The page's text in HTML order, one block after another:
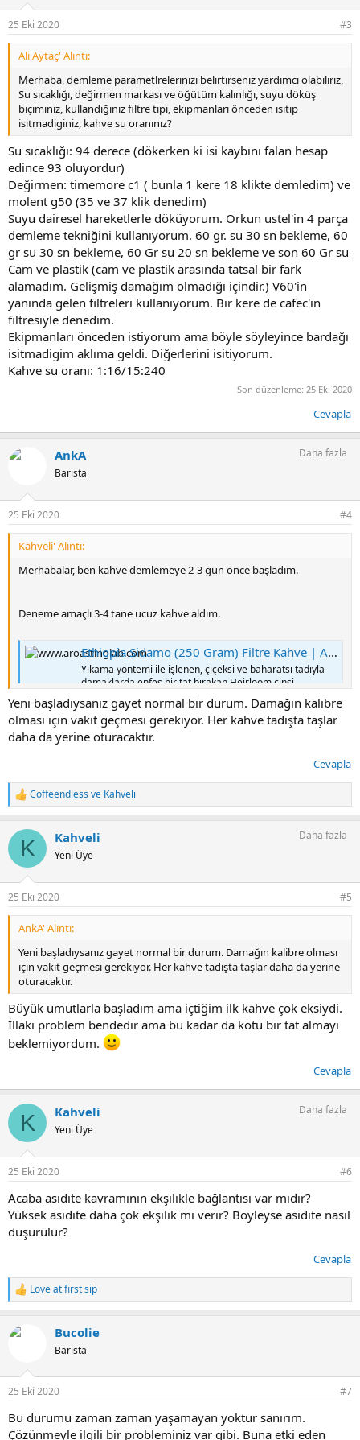
:
25 Eki 2020 #3
Ali Aytaç' Alıntı:
Merhaba, demleme parametlrelerinizi belirtirseniz yardımcı olabiliriz,
Su sıcaklığı, değirmen markası ve öğütüm kalınlığı, suyu döküş
biçiminiz, kullandığınız filtre tipi, ekipmanları önceden ısıtıp
isitmadiginiz, kahve su oranınız?
Su sıcaklığı: 94 derece (dökerken ki isi kaybını falan hesap
edince 93 oluyordur)
Değirmen: timemore c1 ( bunla 1 kere 18 klikte demledim) ve
molent g50 (35 ve 37 klik denedim)
Suyu dairesel hareketlerle döküyorum. Orkun ustel'in 4 parça
demleme tekniğini kullanıyorum. 60 gr. su 30 sn bekleme, 60
gr su 30 sn bekleme, 60 Gr su 20 sn bekleme ve son 60 Gr su
Cam ve plastik (cam ve plastik arasında tatsal bir fark
alamadım. Gelişmiş damağım olmadığı içindir.) V60'in
yanında gelen filtreleri kullanıyorum. Bir kere de cafec'in
filtresiyle denedim.
Ekipmanları önceden istiyorum ama böyle söyleyince bardağı
isitmadigim aklıma geldi. Diğerlerini isitiyorum.
Kahve su oranı: 1:16/15:240
Son düzenleme: 25 Eki 2020
Cevapla
AnkA
Barista
Daha fazla
25 Eki 2020 #4
Kahveli' Alıntı:
Merhabalar, ben kahve demlemeye 2-3 gün önce başladım.
Deneme amaçlı 3-4 tane ucuz kahve aldım.
Ethiopia Sidamo (250 Gram) Filtre Kahve | A Roasting Lab
Yıkama yöntemi ile işlenen, çiçeksi ve baharatsı tadıyla
damaklarda enfes bir tat bırakan Heirloom cinsi
paketiyle A Roasting Lab'de
www.aroastinglab.com
V60 ile bu kahveyi demledigim zamanlar ekşi tat alıyorum. Sebebi
Tartı, değirmen, deve boyunlu kettle falan kullaniyorum. Ekipman
amatörlerin yaptığı sık hatalar var mıdır?
Kullandığım su da pınar Uludağ suyu. Migros'ta pH olarak 7'ye
yakın olan su buydu.
Sadece bir keresinde demleme sürem 3'dk yi gectmisti ve o zaman
eksiklik neredeyse yok olmuştu fakat acı bi kahve çıkmıştı.
Yeni başladıysanız gayet normal bir durum. Damağın kalibre
olması için vakit geçmesi gerekiyor. Her kahve tadışta taşlar
daha da yerine oturacaktır.
Cevapla
T
e
k
l
:
Coffeendless ve Kahveli
K Kahveli
Yeni Üye
Daha fazla
25 Eki 2020 #5
AnkA' Alıntı:
Yeni başladıysanız gayet normal bir durum. Damağın kalibre olması
için vakit geçmesi gerekiyor. Her kahve tadışta taşlar daha da yerine
oturacaktır.
Büyük umutlarla başladım ama içtiğim ilk kahve çok eksiydi.
İllaki problem bendedir ama bu kadar da kötü bir tat almayı
beklemiyordum.
Cevapla
K Kahveli
Yeni Üye
Daha fazla
25 Eki 2020 #6
Acaba asidite kavramının ekşilikle bağlantısı var mıdır?
Yüksek asidite daha çok ekşilik mi verir? Böyleyse asidite nasıl
düşürülür?
Cevapla
T
e
k
:
Love at first sip
Bucolie
Barista
25 Eki 2020 #7
Bu durumu zaman zaman yaşamayan yoktur sanırım.
Çözünmeyle ilgili bir probleminiz var gibi. Buna etki eden